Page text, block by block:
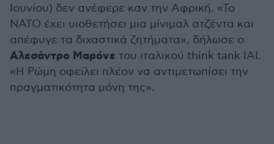
Ιουνίου) δεν ανέφερε καν την Αφρική. «Το
ΝΑΤΟ έχει υιοθετήσει μια μίνιμαλ ατζέντα και
απέφυγε τα διχαστικά ζητήματα», δήλωσε ο
Αλεσάντρο Μαρόνε του ιταλικού think tank IAI.
«Η Ρώμη οφείλει πλέον να αντιμετωπίσει την
πραγματικότητα μόνη της».